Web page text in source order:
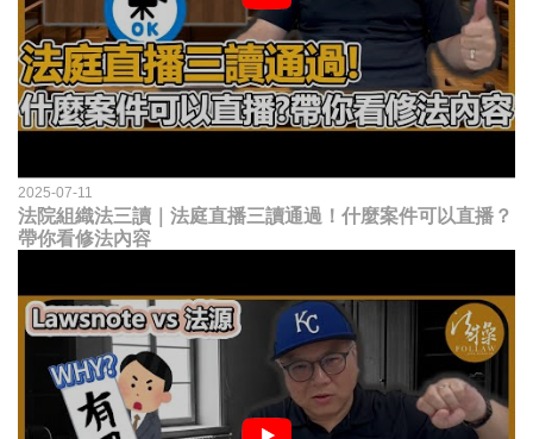
2025-07-11
法院組織法三讀｜法庭直播三讀通過！什麼案件可以直播？
帶你看修法內容